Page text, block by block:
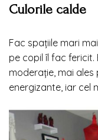
Culorile calde
Fac spațiile mari
pe copil îl fac
moderație, mai
energizante, iar cel